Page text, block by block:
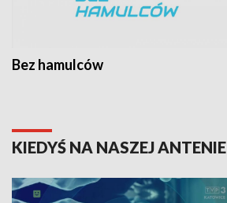
Bez hamulców
KIEDYŚ NA NASZEJ ANTENIE